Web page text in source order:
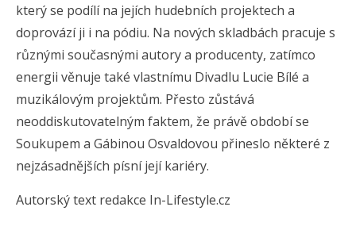
který se podílí na jejích hudebních projektech a
doprovází ji i na pódiu. Na nových skladbách pracuje s
různými současnými autory a producenty, zatímco
energii věnuje také vlastnímu Divadlu Lucie Bílé a
muzikálovým projektům. Přesto zůstává
neoddiskutovatelným faktem, že právě období se
Soukupem a Gábinou Osvaldovou přineslo některé z
nejzásadnějších písní její kariéry.
Autorský text redakce In-Lifestyle.cz